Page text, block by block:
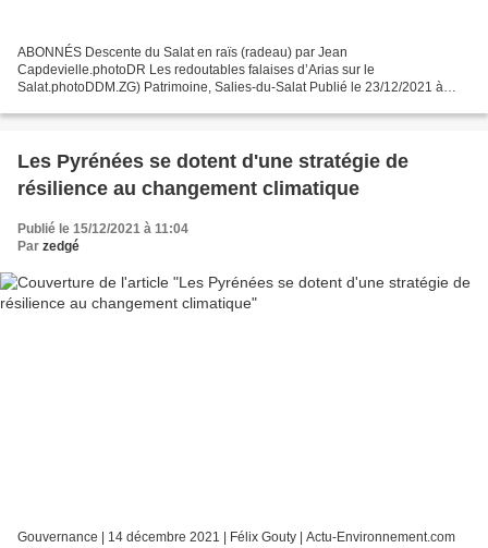
ABONNÉS Descente du Salat en raïs (radeau) par Jean
Capdevielle.photoDR Les redoutables falaises d’Arias sur le
Salat.photoDDM.ZG) Patrimoine, Salies-du-Salat Publié le 23/12/2021 à
Les Pyrénées se dotent d'une stratégie de
résilience au changement climatique
Publié le 15/12/2021 à 11:04
Par zedgé
Gouvernance | 14 décembre 2021 | Félix Gouty | Actu-Environnement.com